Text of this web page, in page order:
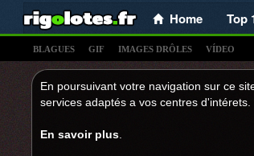
Home Top
BLAGUES GIF IMAGES DRÔLES VÍDEO
En poursuivant votre navigation sur ce
services adaptés a vos centres d'intérets.
En savoir plus